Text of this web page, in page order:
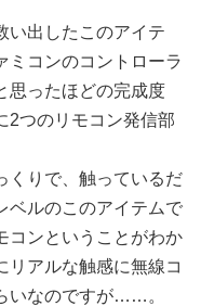
い出したこのアイテ
ミコンのコントローラ
思ったほどの完成度
2つのリモコン発信部
くりで、触っているだ
ベルのこのアイテムで
コンということがわか
リアルな触感に無線コ
いなのですが……。